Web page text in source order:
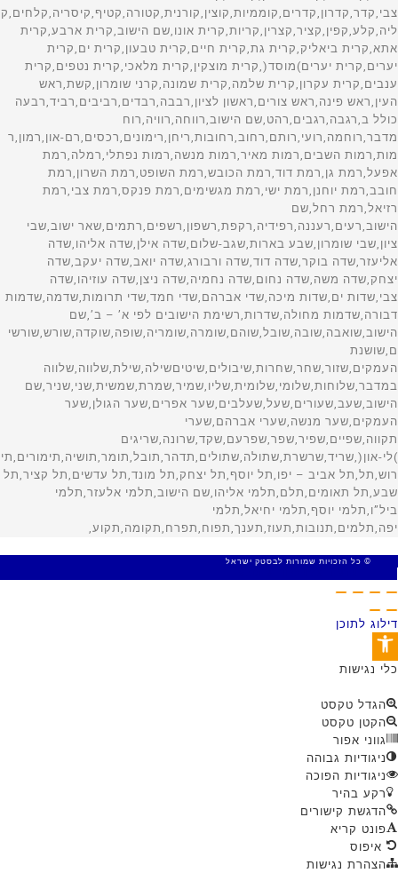
© כל הזכויות שמורות לבסטק ישראל
דילוג לתוכן
פתח סרגל נגישות
כלי נגישות
הגדל טקסט
הקטן טקסט
גווני אפור
ניגודיות גבוהה
ניגודיות הפוכה
רקע בהיר
הדגשת קישורים
פונט קריא
איפוס
הצהרת נגישות